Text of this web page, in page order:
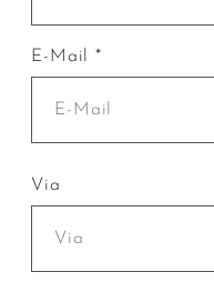
E-Mail *
Via